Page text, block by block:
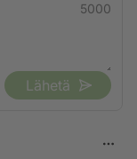
5000
Lähetä